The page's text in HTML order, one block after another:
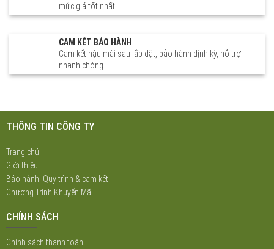
mức giá tốt nhất
CAM KẾT BẢO HÀNH
Cam kết hậu mãi sau lắp đặt, bảo hành định kỳ, hỗ trợ
nhanh chóng
THÔNG TIN CÔNG TY
Trang chủ
Giới thiệu
Bảo hành: Quy trình & cam kết
Chương Trình Khuyến Mãi
CHÍNH SÁCH
Chính sách thanh toán